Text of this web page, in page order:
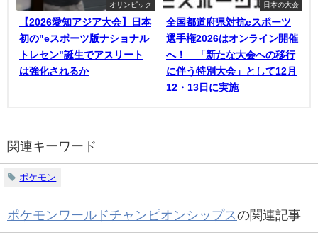
オリンピック
【2026愛知アジア大会】日本
初の"eスポーツ版ナショナル
トレセン"誕生でアスリート
は強化されるか
日本の大会
全国都道府県対抗eスポーツ
選手権2026はオンライン開催
へ！ 「新たな大会への移行
に伴う特別大会」として12月
12・13日に実施
関連キーワード
ポケモン
ポケモンワールドチャンピオンシップスの関連記事